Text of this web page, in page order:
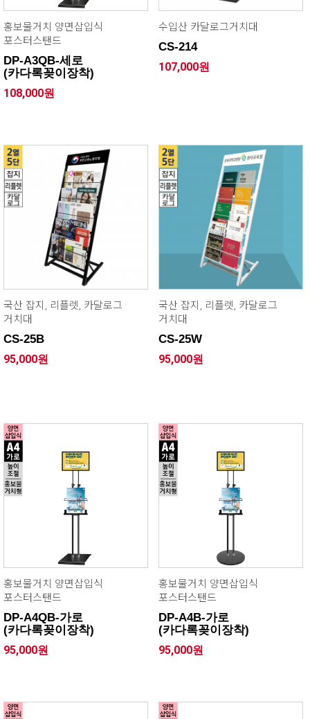
홍보물거치 양면삽입식
포스터스탠드
DP-A3QB-세로
(카다록꽂이장착)
108,000원
수입산 카달로그거치대
CS-214
107,000원
국산 잡지, 리플렛, 카달로그
거치대
CS-25B
95,000원
국산 잡지, 리플렛, 카달로그
거치대
CS-25W
95,000원
홍보물거치 양면삽입식
포스터스탠드
DP-A4QB-가로
(카다록꽂이장착)
95,000원
홍보물거치 양면삽입식
포스터스탠드
DP-A4B-가로
(카다록꽂이장착)
95,000원